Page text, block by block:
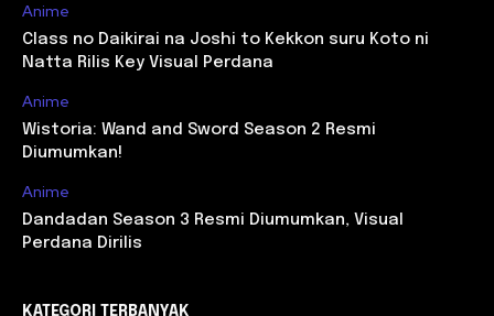
Anime
Class no Daikirai na Joshi to Kekkon suru Koto ni
Natta Rilis Key Visual Perdana
Anime
Wistoria: Wand and Sword Season 2 Resmi
Diumumkan!
Anime
Dandadan Season 3 Resmi Diumumkan, Visual
Perdana Dirilis
KATEGORI TERBANYAK